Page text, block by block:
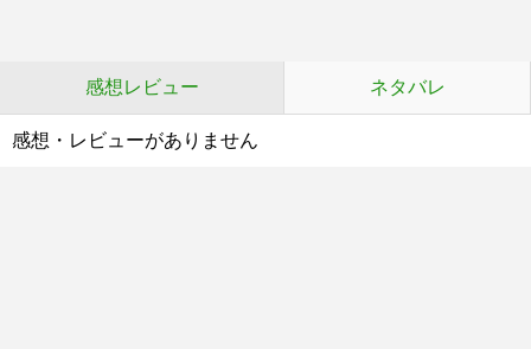
感想レビュー ネタバレ
感想・レビューがありません